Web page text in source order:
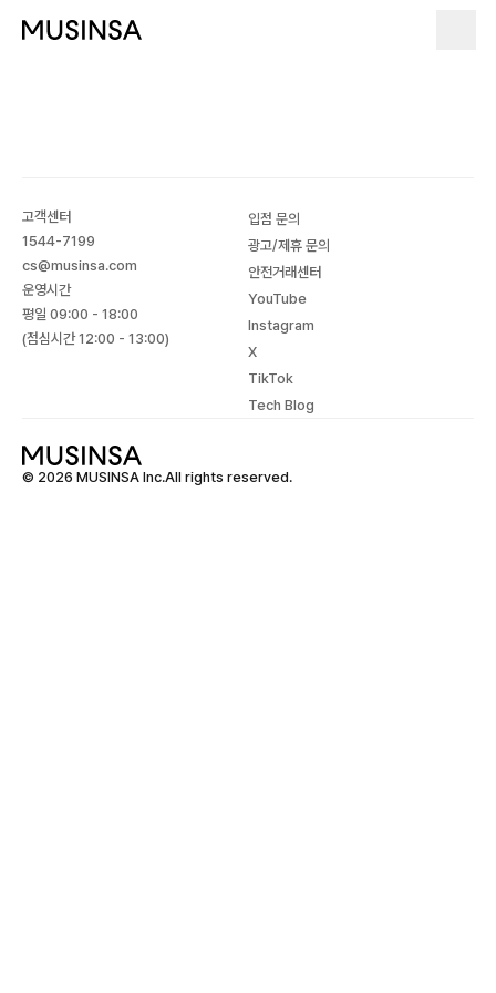
고객센터
1544-7199
cs@musinsa.com
운영시간
평일 09:00 - 18:00
(점심시간 12:00 - 13:00)
입점 문의
광고/제휴 문의
안전거래센터
YouTube
Instagram
X
TikTok
Tech Blog
© 2026 MUSINSA Inc.All rights reserved.